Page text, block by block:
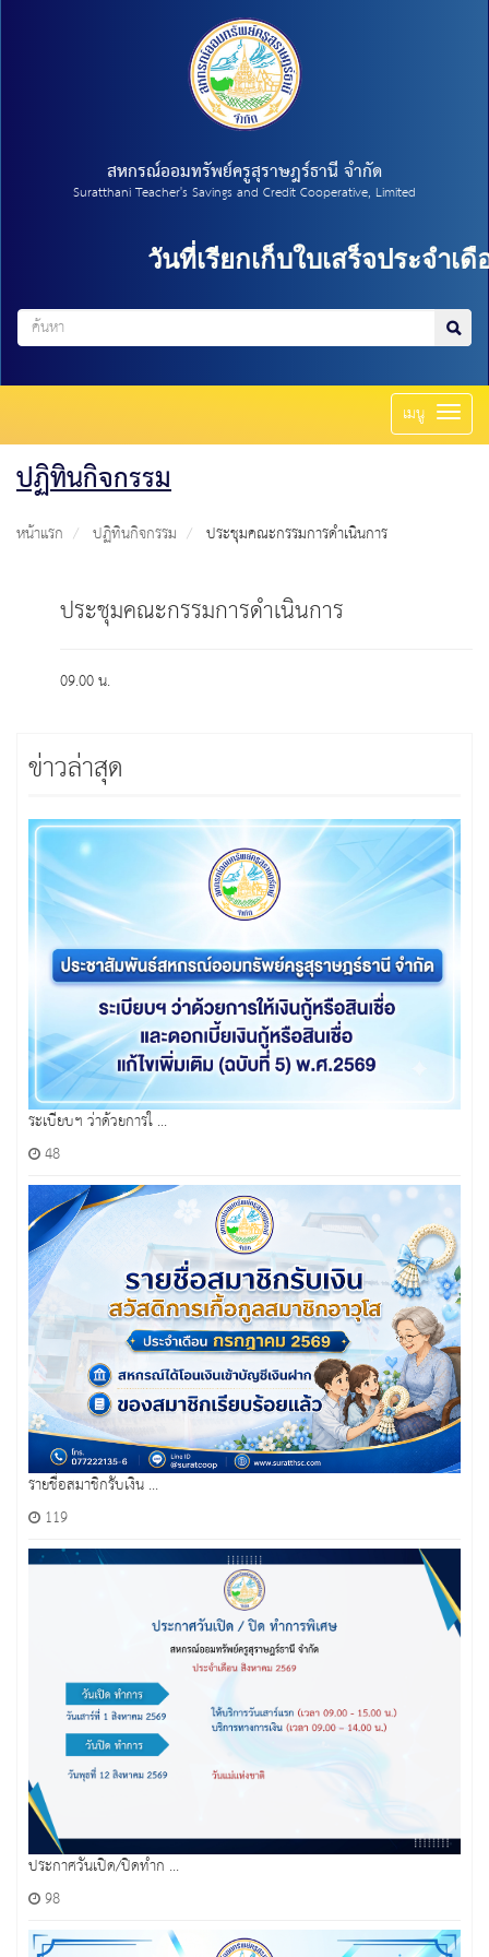
สหกรณ์ออมทรัพย์ครูสุราษฎร์ธานี จำกัด
Suratthani Teacher's Savings and Credit Cooperative, Limited
วันที่เรียกเก็บใบเสร็จประจำเดือ
เมนู Toggle
ปฏิทินกิจกรรม
หน้าแรก ปฏิทินกิจกรรม ประชุมคณะกรรมการดำเนินการ
ประชุมคณะกรรมการดำเนินการ
09.00 น.
ข่าวล่าสุด
ระเบียบฯ ว่าด้วยการใ ...
48
รายชื่อสมาชิกรับเงิน ...
119
ประกาศวันเปิด/ปิดทำก ...
98